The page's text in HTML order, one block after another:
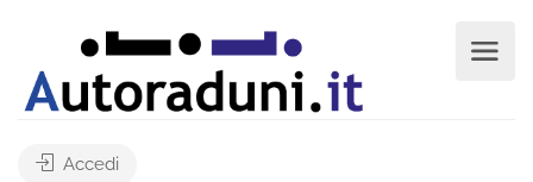
Accedi